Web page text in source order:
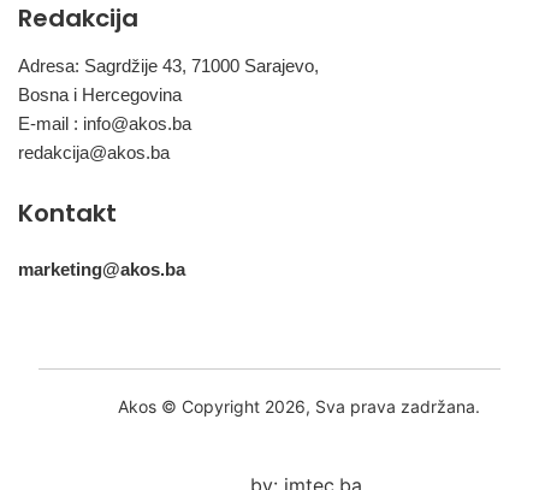
Redakcija
Adresa: Sagrdžije 43, 71000 Sarajevo,
Bosna i Hercegovina
E-mail : info@akos.ba
redakcija@akos.ba
Kontakt
marketing@akos.ba
Akos © Copyright 2026, Sva prava zadržana.